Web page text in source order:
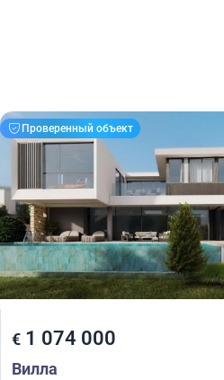
Проверенный объект
€1 074 000
Вилла